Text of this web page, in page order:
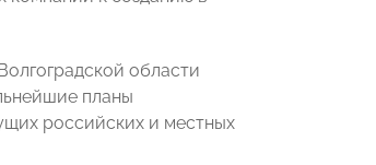
области
планы
российских и местных